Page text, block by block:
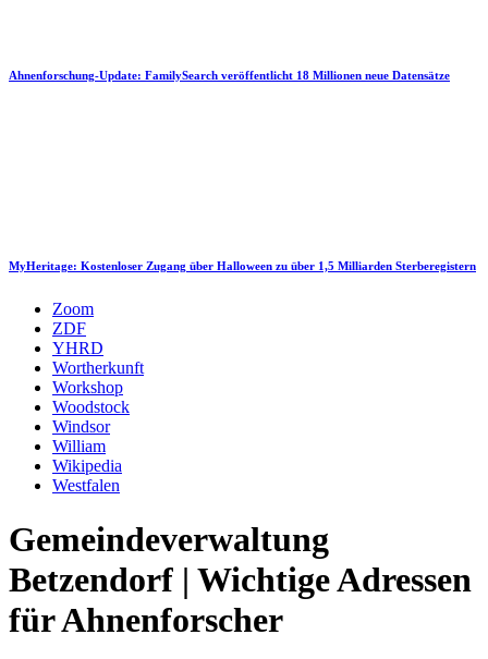
Ahnenforschung-Update: FamilySearch veröffentlicht 18 Millionen neue Datensätze
MyHeritage: Kostenloser Zugang über Halloween zu über 1,5 Milliarden Sterberegistern
Zoom
ZDF
YHRD
Wortherkunft
Workshop
Woodstock
Windsor
William
Wikipedia
Westfalen
Gemeindeverwaltung
Betzendorf | Wichtige Adressen
für Ahnenforscher